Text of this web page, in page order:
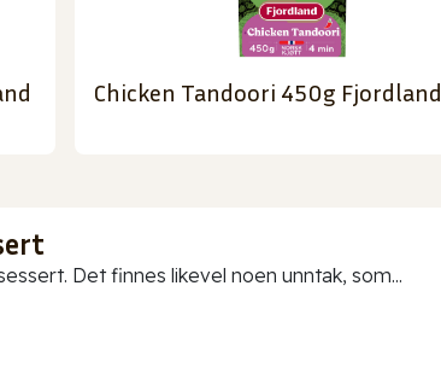
Chicken Tandoori 450g Fjordland
Det finnes likevel noen unntak, som...